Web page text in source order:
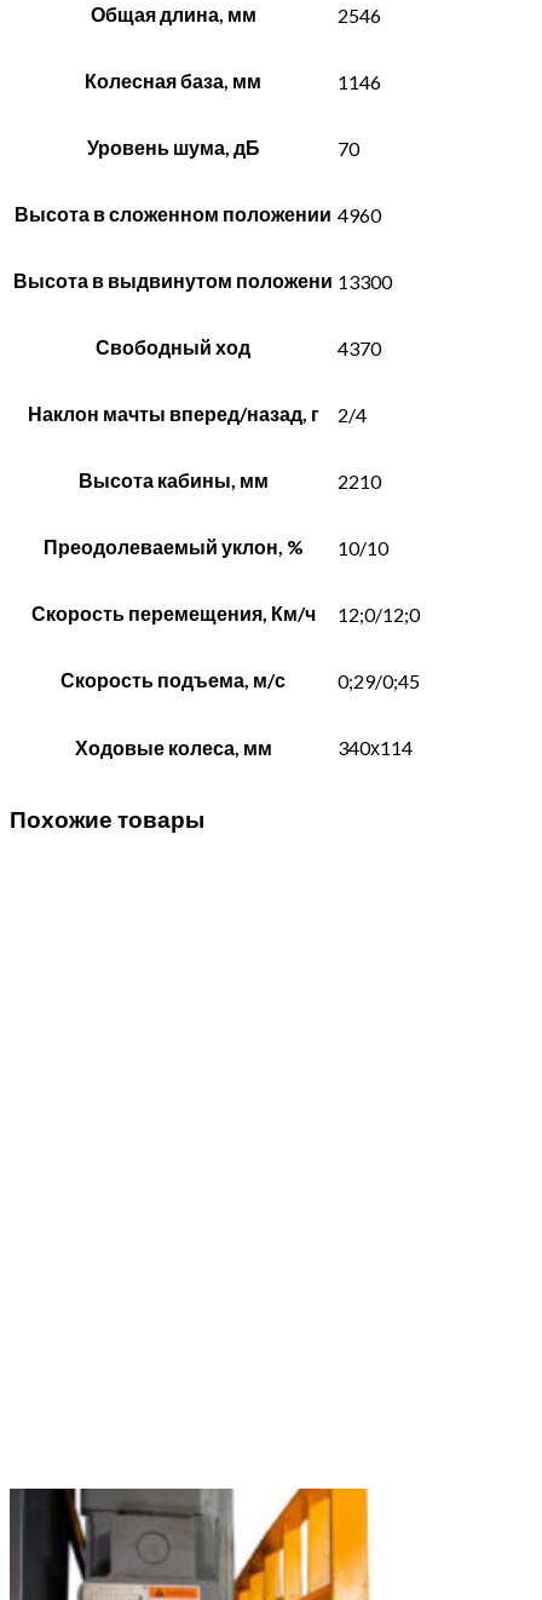
Общая длина, мм 2546
Колесная база, мм 1146
Уровень шума, дБ 70
Высота в сложенном положении 4960
Высота в выдвинутом положени 13300
Свободный ход 4370
Наклон мачты вперед/назад, г 2/4
Высота кабины, мм 2210
Преодолеваемый уклон, % 10/10
Скорость перемещения, Км/ч 12;0/12;0
Скорость подъема, м/с 0;29/0;45
Ходовые колеса, мм 340х114
Похожие товары